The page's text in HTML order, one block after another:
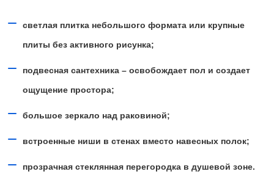
светлая плитка небольшого формата или крупные
плиты без активного рисунка;
подвесная сантехника – освобождает пол и создает
ощущение простора;
большое зеркало над раковиной;
встроенные ниши в стенах вместо навесных полок;
прозрачная стеклянная перегородка в душевой зоне.